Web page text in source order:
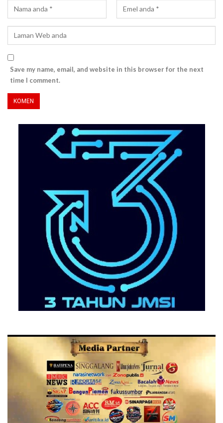
Save my name, email, and website in this browser for the next
time I comment.